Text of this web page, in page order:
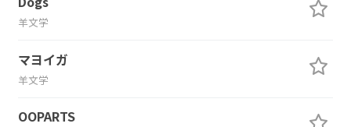
羊文学
マヨイガ
羊文学
OOPARTS